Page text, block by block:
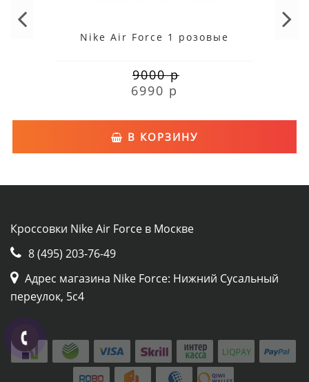
Nike Air Force 1 розовые
9000 р
6990 р
В КОРЗИНУ
Кроссовки Nike Air Force в Москве
8 (495) 203-76-49
Адрес магазина Nike Force: Нижний Сусальный
переулок, 5с4